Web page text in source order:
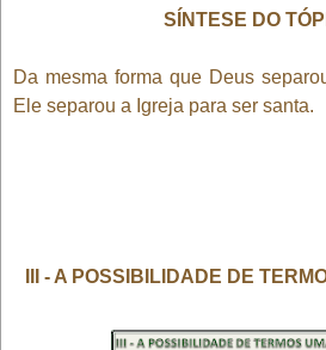
SÍNTESE DO
Da mesma forma que Deus
Ele separou a Igreja para ser santa.
III - A POSSIBILIDADE DE